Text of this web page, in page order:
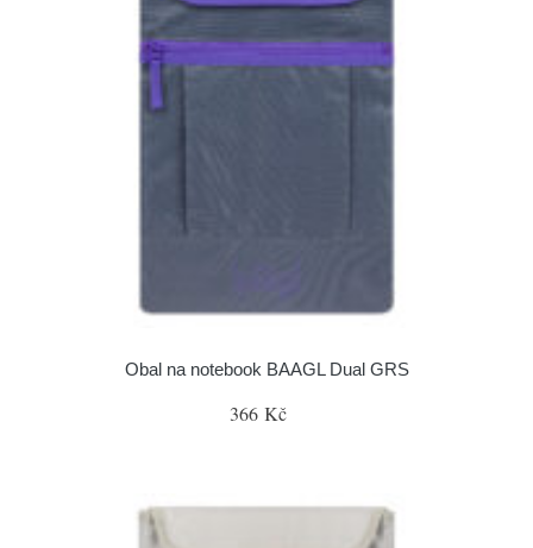
Obal na notebook BAAGL Dual GRS
366 Kč